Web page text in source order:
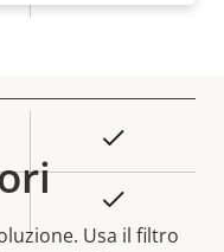
Usa il filtro